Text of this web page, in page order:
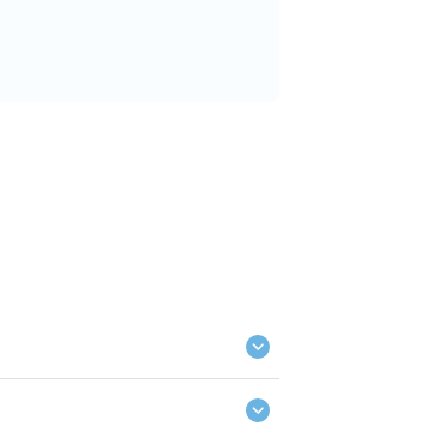
Их уникальные